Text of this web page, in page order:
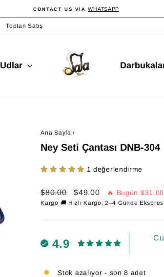
Slayt
CONTACT US VIA WHATSAPP
Toptan Satış
Udlar
Ana Sayfa /
Ney Seti Çantası DNB-304
1 değerlendirme
Normal
fiyat
$80.00
İndirimli
fiyat
$49.00 🔥 Bugün $31.00
Kargo 🚚 Hızlı Kargo: 2–4 Günde
4.9
Stok azalıyor - son 8 adet